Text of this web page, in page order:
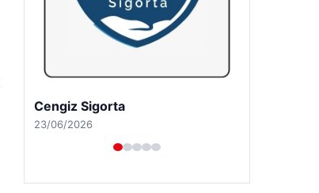
Hastaş Beton
26/05/2026